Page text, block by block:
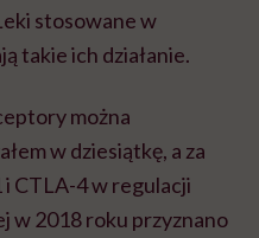
stosowane w
takie ich działanie.
można
w dziesiątkę, a za
CTLA-4 w regulacji
w 2018 roku przyznano